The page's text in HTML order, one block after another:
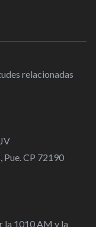
relacionadas
Pue. CP 72190
la 1010 AM y la